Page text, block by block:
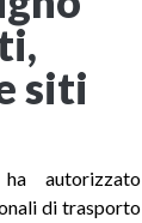
siti
autorizzato
di trasporto